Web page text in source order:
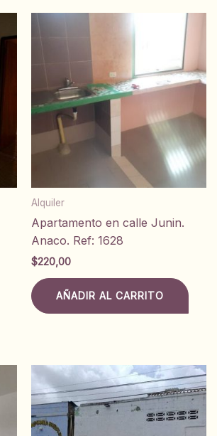
Alquiler
Apartamento en calle Junin.
Anaco. Ref: 1628
$220,00
AÑADIR AL CARRITO